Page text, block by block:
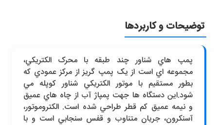
توضیحات و کاربردها
پمپ هاي شناور چند طبقه با محرک الکتريکي،
مجموعه اي است از يک پمپ گريز از مرکز عمودي که
بطور مستقيم با موتور الکتريکي شناور کوپله مي
شود.اين دستگاه ها جهت پمپاژ آب از چاه هاي عميق
و نيمه عميق کم قطر طراحي شده است. الکتروموتور،
آسنکرون، جريان متناوب و قفس سنجابي است و با